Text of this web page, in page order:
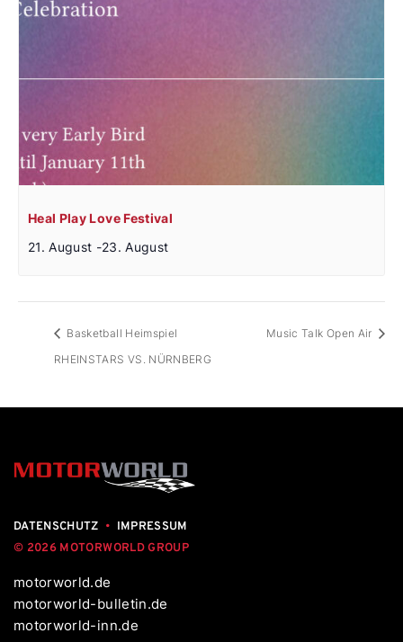
Heal Play Love Festival
21. August -23. August
Basketball Heimspiel
RHEINSTARS VS. NÜRNBERG
Music Talk Open Air
DATENSCHUTZ • IMPRESSUM
© 2026 MOTORWORLD GROUP
motorworld.de
motorworld-bulletin.de
motorworld-inn.de